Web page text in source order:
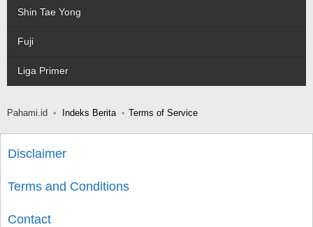
Shin Tae Yong
Fuji
Liga Primer
Pahami.id Indeks Berita Terms of Service
Disclaimer
Terms and Conditions
Contact